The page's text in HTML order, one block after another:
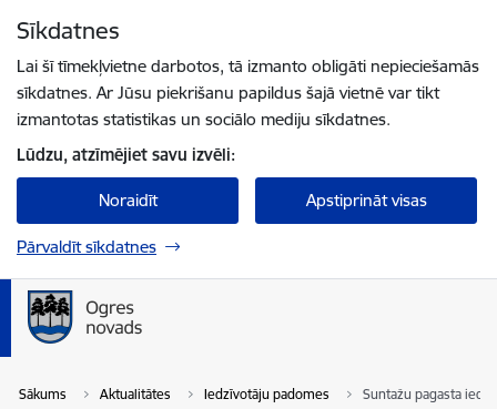
Sīkdatnes
Lai šī tīmekļvietne darbotos, tā izmanto obligāti nepieciešamās
sīkdatnes. Ar Jūsu piekrišanu papildus šajā vietnē var tikt
izmantotas statistikas un sociālo mediju sīkdatnes.
Lūdzu, atzīmējiet savu izvēli:
Noraidīt Apstiprināt visas
Pārvaldīt sīkdatnes
Sākums Aktualitātes Iedzīvotāju padomes Suntažu pagasta